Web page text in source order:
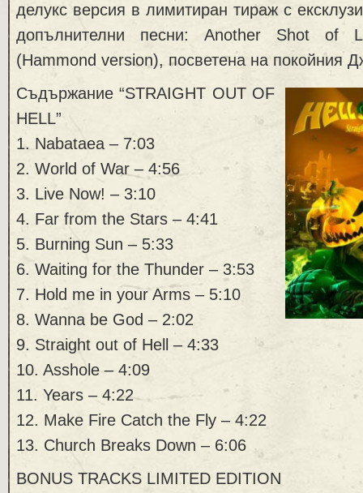
делукс версия в лимитиран тираж с
допълнителни песни: Another Shot of
(Hammond version), посветена на покойния
Съдържание “STRAIGHT OUT OF
HELL”
1. Nabataea – 7:03
2. World of War – 4:56
3. Live Now! – 3:10
4. Far from the Stars – 4:41
5. Burning Sun – 5:33
6. Waiting for the Thunder – 3:53
7. Hold me in your Arms – 5:10
8. Wanna be God – 2:02
9. Straight out of Hell – 4:33
10. Asshole – 4:09
11. Years – 4:22
12. Make Fire Catch the Fly – 4:22
13. Church Breaks Down – 6:06
BONUS TRACKS LIMITED EDITION